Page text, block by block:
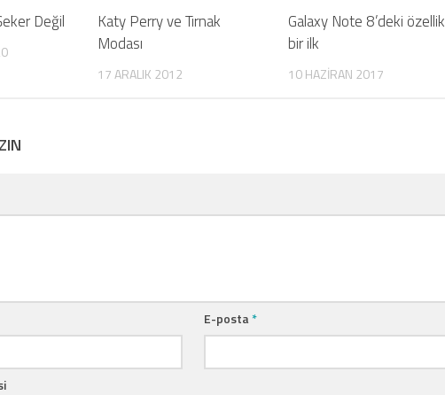
Değil
Katy Perry ve Tırnak
Modası
17 ARALIK 2012
Galaxy Note 8’deki özellik
bir ilk
10 HAZIRAN 2017
E-posta*